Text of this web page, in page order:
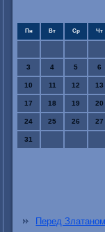
Пн Вт Ср Чт
3 4 5 6
10 11 12 13
17 18 19 20
24 25 26 27
31
Перед